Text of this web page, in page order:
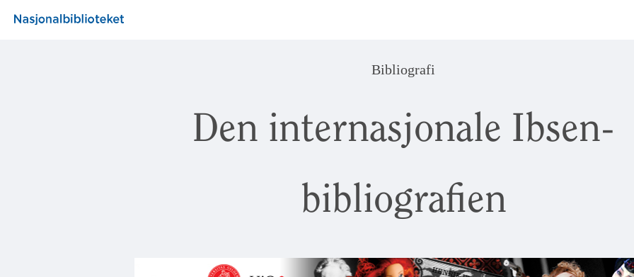
Bibliografi
Den internasjonale Ibsen-
bibliografien